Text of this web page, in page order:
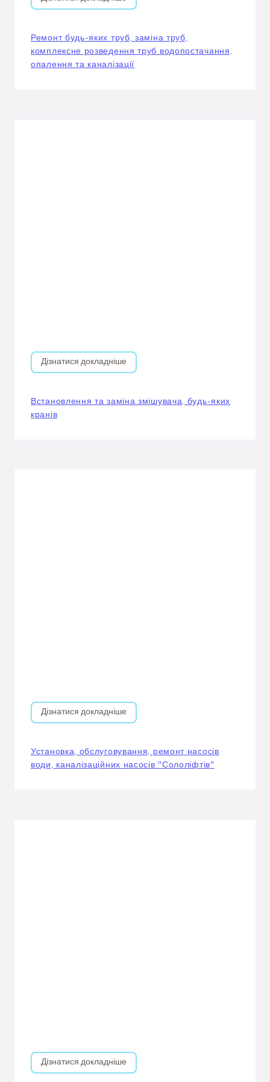
Ремонт будь-яких труб, заміна труб,
комплексне розведення труб водопостачання,
опалення та каналізації
Дізнатися докладніше
Встановлення та заміна змішувача, будь-яких
кранів
Дізнатися докладніше
Установка, обслуговування, ремонт насосів
води, каналізаційних насосів "Сололіфтів"
Дізнатися докладніше